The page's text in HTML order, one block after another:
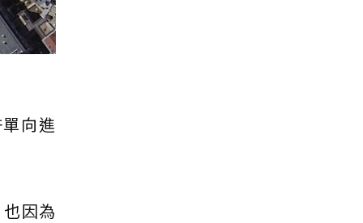
向進
因為